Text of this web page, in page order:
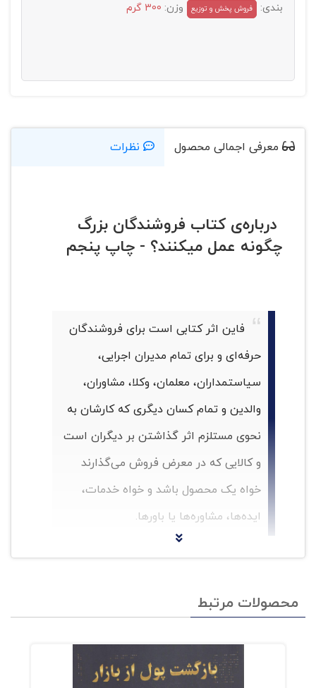
بندی:
فروش پخش و توزيع وزن: 300 گرم
معرفی اجمالی محصول نظرات
درباره‌ی کتاب فروشندگان بزرگ
چگونه عمل میکنند؟ - چاپ پنجم
فاین اثر کتابی است برای فروشندگان
حرفه‌ای و برای تمام مدیران اجرایی،
سیاستمداران، معلمان، وکلا، مشاوران،
والدین و تمام کسان دیگری که کارشان به
نحوی مستلزم اثر گذاشتن بر دیگران است
و کالایی که در معرض فروش می‌گذارند
خواه یک محصول باشد و خواه خدمات،
ایده‌ها، مشاوره‌ها یا باورها.
وهله‌‌ی نخست برای خودمان و برای ارتقای نحوه‌ی
فروشمان به انجام رساندیم. «فروش» تنها شغلی
بوده است که هر دوی ما تا کنون آن را شناخته‌ایم.
محصولات مرتبط